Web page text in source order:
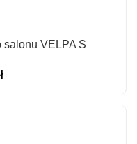
salonu VELPA S